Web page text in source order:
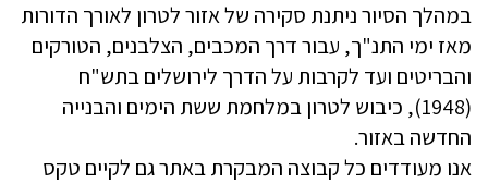
במהלך הסיור ניתנת סקירה של אזור לטרון לאורך הדורות
מאז ימי התנ"ך, עבור דרך המכבים, הצלבנים, הטורקים
והבריטים ועד לקרבות על הדרך לירושלים בתש"ח
(1948), כיבוש לטרון במלחמת ששת הימים והבנייה
החדשה באזור.
אנו מעודדים כל קבוצה המבקרת באתר גם לקיים טקס